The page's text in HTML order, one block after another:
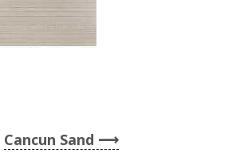
Cancun Sand